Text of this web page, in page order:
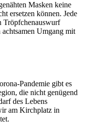
Masken keine
ersetzen können. Jede
Tröpfchenauswurf
achtsamen Umgang mit
Pandemie gibt es
die nicht genügend
des Lebens
am Kirchplatz in